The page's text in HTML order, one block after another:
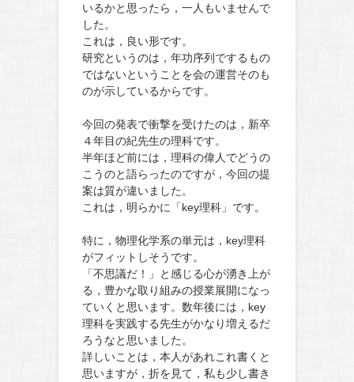
いるかと思ったら，一人もいませんで
した。
これは，良い形です。
研究というのは，年功序列でするもの
ではないということを会の運営そのも
のが示しているからです。
今回の発表で衝撃を受けたのは，新卒
４年目の紀先生の理科です。
半年ほど前には，理科の偉人でどうの
こうのと語らったのですが，今回の提
案は質が違いました。
これは，明らかに「key理科」です。
特に，物理化学系の単元は，key理科
がフィットしそうです。
「不思議だ！」と感じる心が湧き上が
る，豊かな取り組みの授業展開になっ
ていくと思います。数年後には，key
理科を実践する先生がかなり増えるだ
ろうなと思いました。
詳しいことは，本人があれこれ書くと
思いますが，折を見て，私も少し書き